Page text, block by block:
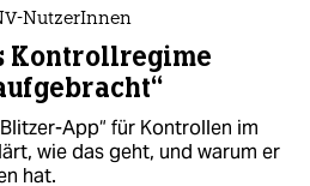
NutzerInnen
Kontrollregime
App“ für Kontrollen im
wie das geht, und warum er
hat.